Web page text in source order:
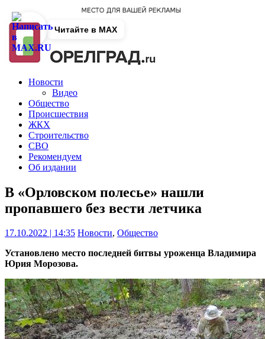
Новости
Видео
Общество
Происшествия
ЖКХ
Строительство
СВО
Рекомендуем
Об издании
В «Орловском полесье» нашли
пропавшего без вести летчика
17.10.2022 | 14:35 Новости, Общество
Установлено место последней битвы уроженца Владимира
Юрия Морозова.
Читайте в MAX